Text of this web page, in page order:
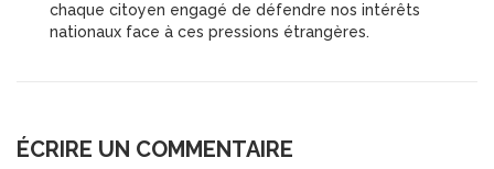
chaque citoyen engagé de défendre nos intérêts
nationaux face à ces pressions étrangères.
ÉCRIRE UN COMMENTAIRE